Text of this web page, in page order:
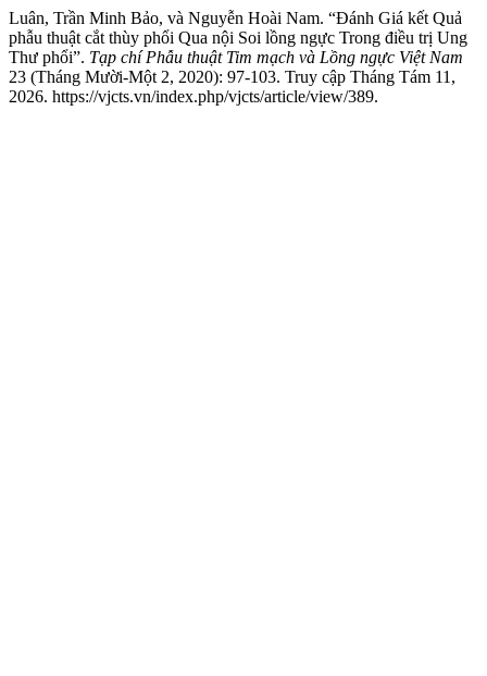
Luân, Trần Minh Bảo, và Nguyễn Hoài Nam. “Đánh Giá kết Quả
phẫu thuật cắt thùy phổi Qua nội Soi lồng ngực Trong điều trị Ung
Thư phổi”. Tạp chí Phẫu thuật Tim mạch và Lồng ngực Việt Nam
23 (Tháng Mười-Một 2, 2020): 97-103. Truy cập Tháng Tám 11,
2026. https://vjcts.vn/index.php/vjcts/article/view/389.